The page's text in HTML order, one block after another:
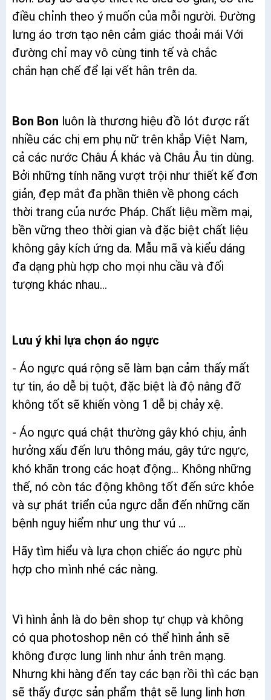
điều chỉnh theo ý muốn của mỗi người. Đường
lưng áo trơn tạo nên cảm giác thoải mái Với
đường chỉ may vô cùng tinh tế và chắc
chắn hạn chế để lại vết hằn trên da.
Bon Bon luôn là thương hiệu đồ lót được rất
nhiều các chị em phụ nữ trên khắp Việt Nam,
cả các nước Châu Á khác và Châu Âu tin dùng.
Bởi những tính năng vượt trội như thiết kế đơn
giản, đẹp mắt đa phần thiên về phong cách
thời trang của nước Pháp. Chất liệu mềm mại,
bền vững theo thời gian và đặc biệt chất liệu
không gây kích ứng da. Mẫu mã và kiểu dáng
đa dạng phù hợp cho mọi nhu cầu và đối
tượng khác nhau...
Lưu ý khi lựa chọn áo ngực
- Áo ngực quá rộng sẽ làm bạn cảm thấy mất
tự tin, áo dễ bị tuột, đặc biệt là độ nâng đỡ
không tốt sẽ khiến vòng 1 dễ bị chảy xệ.
- Áo ngực quá chật thường gây khó chịu, ảnh
hưởng xấu đến lưu thông máu, gây tức ngực,
khó khăn trong các hoạt động... Không những
thế, nó còn tác động không tốt đến sức khỏe
và sự phát triển của ngực dẫn đến những căn
bệnh nguy hiểm như ung thư vú ...
Hãy tìm hiểu và lựa chọn chiếc áo ngực phù
hợp cho mình nhé các nàng.
Vì hình ảnh là do bên shop tự chụp và không
có qua photoshop nên có thể hình ảnh sẽ
không được lung linh như ảnh trên mạng.
Nhưng khi hàng đến tay các bạn rồi thì các bạn
sẽ thấy được sản phẩm thật sẽ lung linh hơn